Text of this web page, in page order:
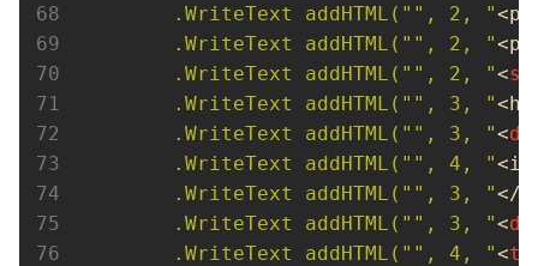
        .WriteText addHTML("", 2, "
<p
        .WriteText addHTML("", 2, "
<p
        .WriteText addHTML("", 2, "
<
        .WriteText addHTML("", 3, "
        .WriteText addHTML("", 3, "
<
        .WriteText addHTML("", 4, "
        .WriteText addHTML("", 3, "
</
        .WriteText addHTML("", 3, "
<
        .WriteText addHTML("", 4, "
<